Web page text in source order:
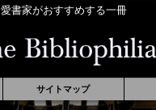
愛書家がおすすめする一冊
サイトマップ